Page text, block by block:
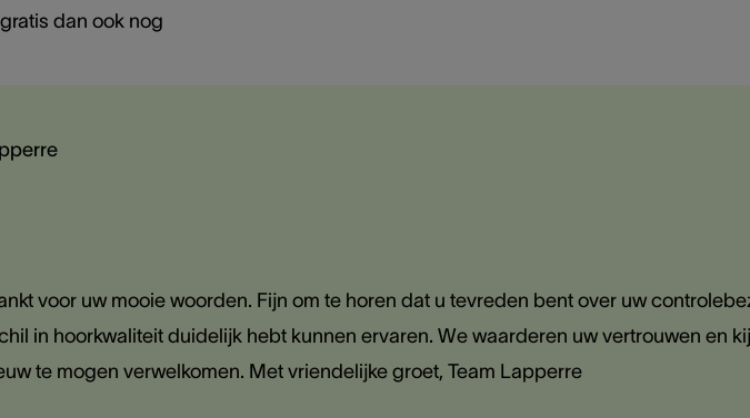
dan ook nog
voor uw mooie woorden. Fijn om te horen dat u tevreden bent over uw
in hoorkwaliteit duidelijk hebt kunnen ervaren. We waarderen uw vertrouwen en
te mogen verwelkomen. Met vriendelijke groet, Team Lapperre